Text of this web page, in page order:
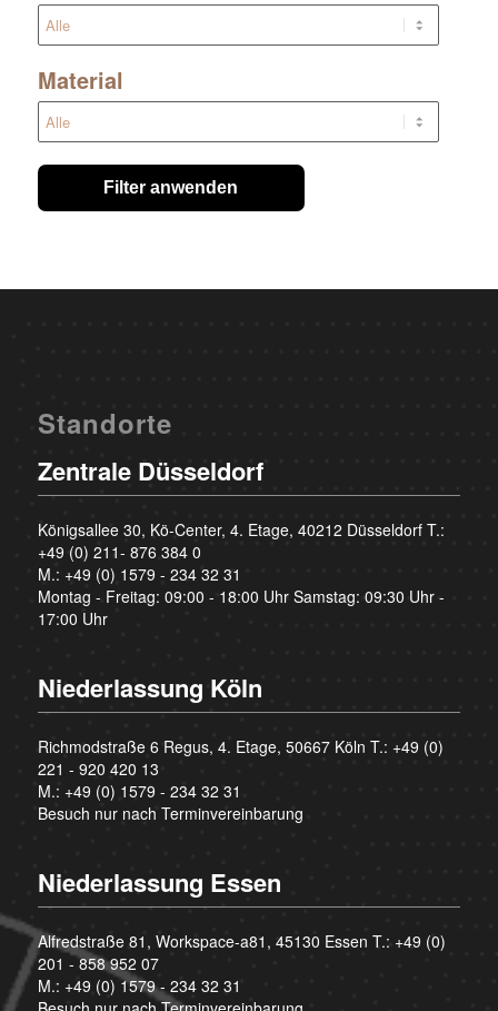
Material
Filter anwenden
Standorte
Zentrale Düsseldorf
Königsallee 30, Kö-Center, 4. Etage, 40212 Düsseldorf T.:
+49 (0) 211- 876 384 0
M.: +49 (0) 1579 - 234 32 31
Montag - Freitag: 09:00 - 18:00 Uhr Samstag: 09:30 Uhr -
17:00 Uhr
Niederlassung Köln
Richmodstraße 6 Regus, 4. Etage, 50667 Köln T.: +49 (0)
221 - 920 420 13
M.: +49 (0) 1579 - 234 32 31
Besuch nur nach Terminvereinbarung
Niederlassung Essen
Alfredstraße 81, Workspace-a81, 45130 Essen T.: +49 (0)
201 - 858 952 07
M.: +49 (0) 1579 - 234 32 31